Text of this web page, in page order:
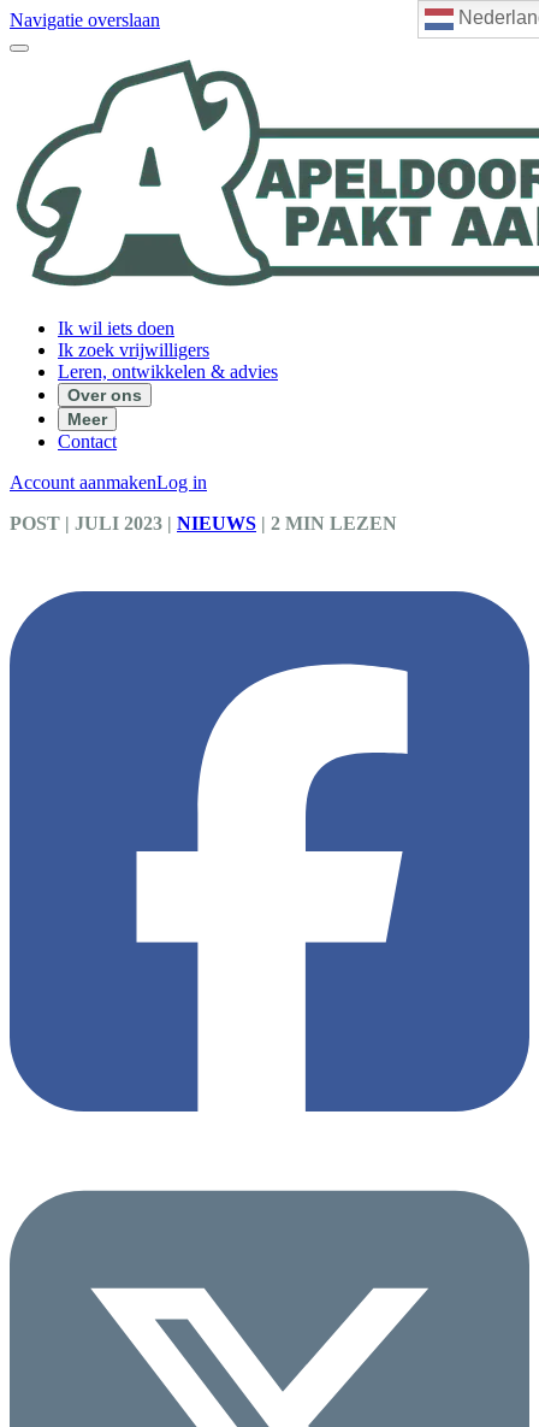
Navigatie overslaan
Ik wil iets doen
Ik zoek vrijwilligers
Leren, ontwikkelen & advies
Over ons
Meer
Contact
Account aanmakenLog in
POST | JULI 2023 | NIEUWS | 2 MIN LEZEN